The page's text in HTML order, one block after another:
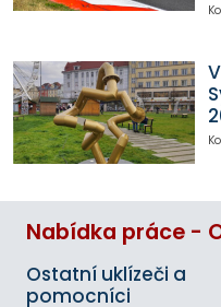
Nabídka práce -
Ostatní uklízeči a
pomocníci